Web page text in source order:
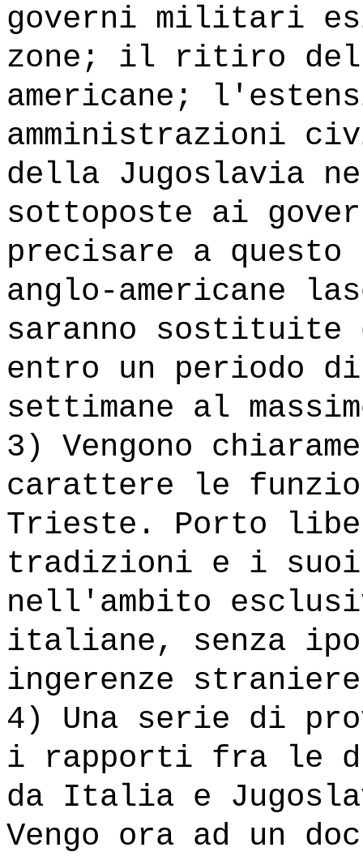
governi militari
zone; il ritiro
americane;
amministrazioni
della Jugoslavia
sottoposte ai
precisare a
anglo-americane
saranno
entro un periodo
settimane al
3) Vengono
carattere le
Trieste. Porto
tradizioni e i
nell'ambito
italiane, senza
ingerenze
4) Una serie di
i rapporti fra le
da Italia e
Vengo ora ad un